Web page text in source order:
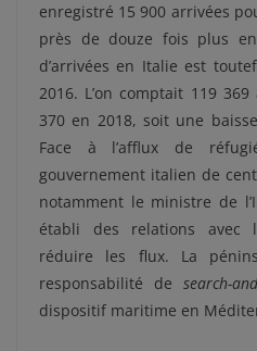
enregistré 15 900 arrivées
près de douze fois plus
d’arrivées en Italie est
2016. L’on comptait 119
370 en 2018, soit une
Face à l’afflux de
gouvernement italien de
notamment le ministre de
établi des relations avec
réduire les flux. La
responsabilité de search-
dispositif maritime en